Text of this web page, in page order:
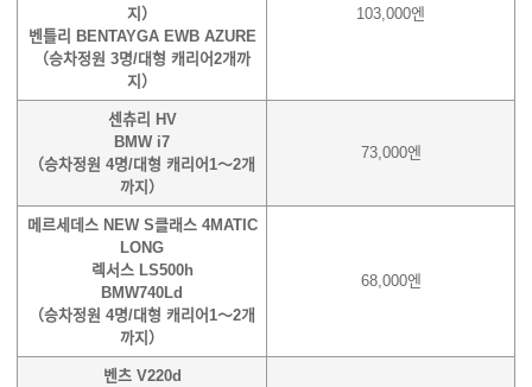
지）
벤틀리 BENTAYGA EWB AZURE
（승차정원 3명/대형 캐리어2개까
지）
103,000엔
센츄리 HV
BMW i7
（승차정원 4명/대형 캐리어1～2개
까지）
73,000엔
메르세데스 NEW S클래스 4MATIC
LONG
렉서스 LS500h
BMW740Ld
（승차정원 4명/대형 캐리어1～2개
까지）
68,000엔
벤츠 V220d